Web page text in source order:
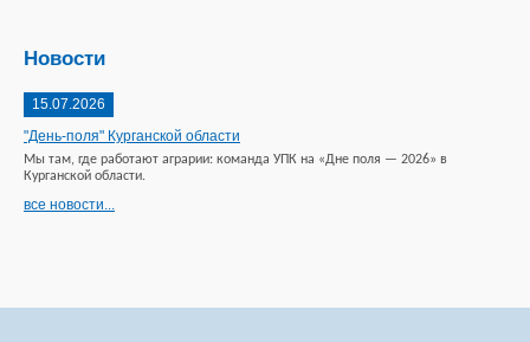
Новости
15.07.2026
"День-поля" Курганской области
Мы там, где работают аграрии: команда УПК на «Дне поля — 2026» в
Курганской области.
все новости...